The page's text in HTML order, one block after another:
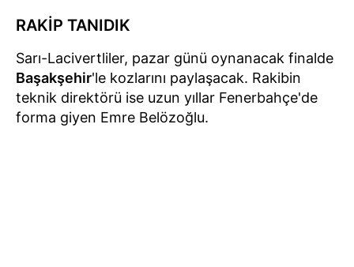
RAKİP TANIDIK
Sarı-Lacivertliler, pazar günü oynanacak finalde
Başakşehir'le kozlarını paylaşacak. Rakibin
teknik direktörü ise uzun yıllar Fenerbahçe'de
forma giyen Emre Belözoğlu.